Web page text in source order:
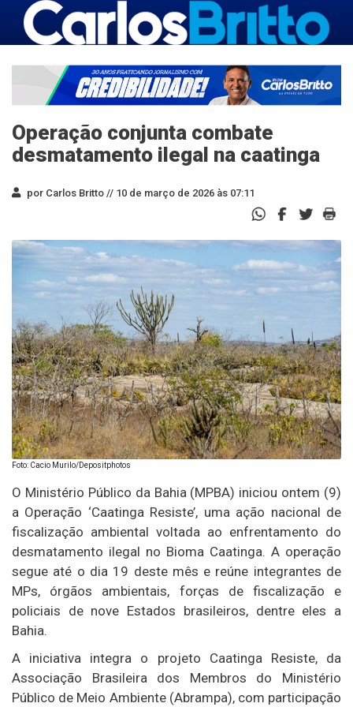
Operação conjunta combate
desmatamento ilegal na caatinga
por Carlos Britto // 10 de março de 2026 às 07:11
Foto: Cacio Murilo/Depositphotos
O Ministério Público da Bahia (MPBA) iniciou ontem (9)
a Operação ‘Caatinga Resiste’, uma ação nacional de
fiscalização ambiental voltada ao enfrentamento do
desmatamento ilegal no Bioma Caatinga. A operação
segue até o dia 19 deste mês e reúne integrantes de
MPs, órgãos ambientais, forças de fiscalização e
policiais de nove Estados brasileiros, dentre eles a
Bahia.
A iniciativa integra o projeto Caatinga Resiste, da
Associação Brasileira dos Membros do Ministério
Público de Meio Ambiente (Abrampa), com participação